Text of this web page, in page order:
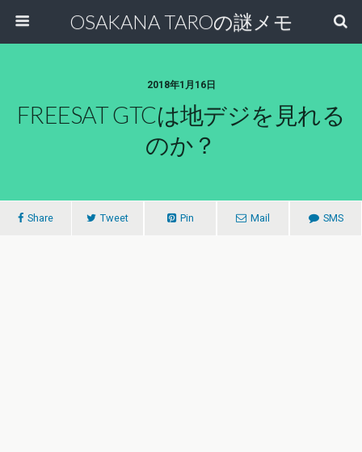
OSAKANA TAROの謎メモ
2018年1月16日
FREESAT GTCは地デジを見れる
のか？
Share Tweet Pin Mail SMS